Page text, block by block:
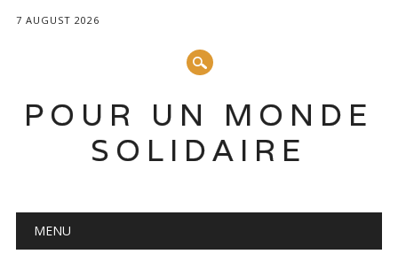
7 AUGUST 2026
POUR UN MONDE
SOLIDAIRE
Main menu
MENU